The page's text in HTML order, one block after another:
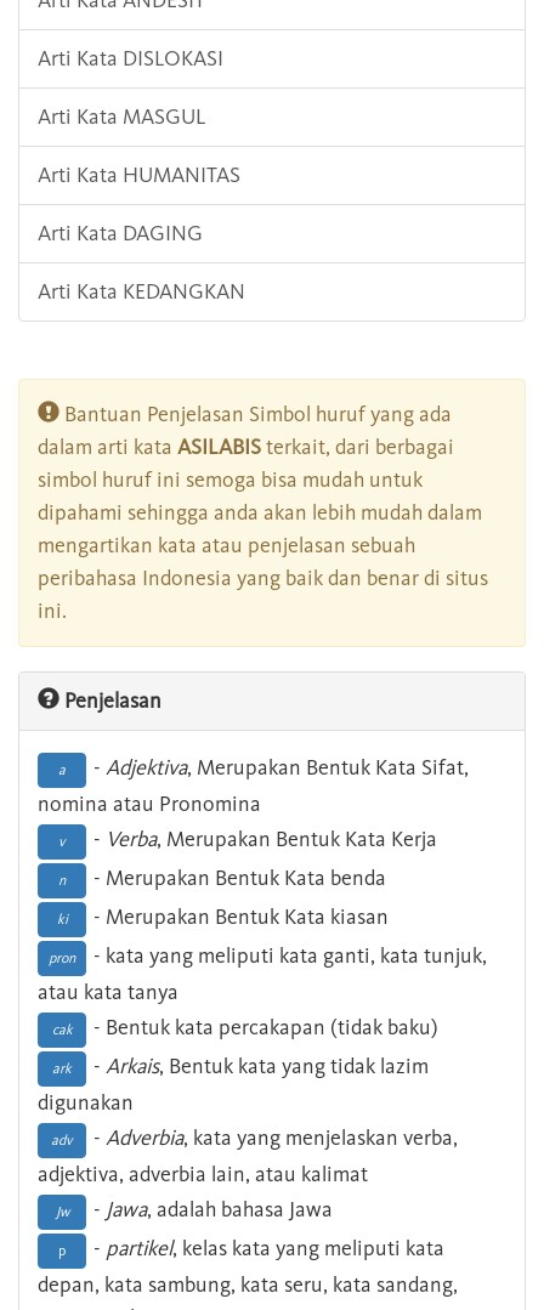
Arti Kata DISLOKASI
Arti Kata MASGUL
Arti Kata HUMANITAS
Arti Kata DAGING
Arti Kata KEDANGKAN
Bantuan Penjelasan Simbol huruf yang ada
dalam arti kata ASILABISterkait, dari berbagai
simbol huruf ini semoga bisa mudah untuk
dipahami sehingga anda akan lebih mudah dalam
mengartikan kata atau penjelasan sebuah
peribahasa Indonesia yang baik dan benar di situs
ini.
Penjelasan
a - Adjektiva, Merupakan Bentuk Kata Sifat,
nomina atau Pronomina
v - Verba, Merupakan Bentuk Kata Kerja
n - Merupakan Bentuk Kata benda
ki - Merupakan Bentuk Kata kiasan
pron
- kata yang meliputi kata ganti, kata tunjuk,
atau kata tanya
cak - Bentuk kata percakapan (tidak baku)
ark - Arkais, Bentuk kata yang tidak lazim
digunakan
adv - Adverbia, kata yang menjelaskan verba,
adjektiva, adverbia lain, atau kalimat
Jw - Jawa, adalah bahasa Jawa
p - partikel, kelas kata yang meliputi kata
depan, kata sambung, kata seru, kata sandang,